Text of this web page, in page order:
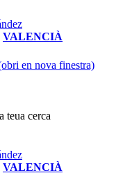
VALENCIÀ
en nova finestra)
teua cerca
VALENCIÀ